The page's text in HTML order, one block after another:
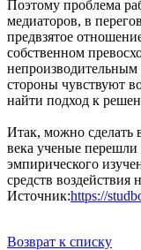
Поэтому проблема
медиаторов, в
предвзятое
собственном
непроизводительным
стороны чувствуют
найти подход к
Итак, можно сделать
века ученые перешли
эмпирического
средств воздействия
Источник:https://
Возврат к списку